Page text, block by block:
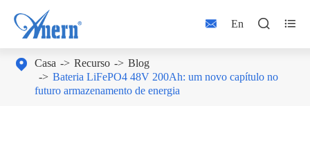
 En  
 Casa Recurso
Blog
Bateria LiFePO4 48V 200Ah: um novo capítulo no
futuro armazenamento de energia